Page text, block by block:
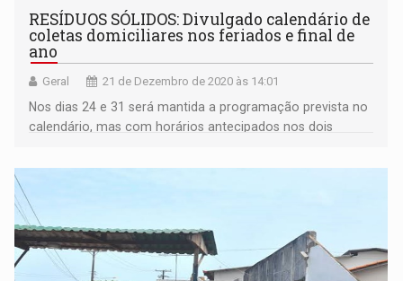
RESÍDUOS SÓLIDOS: Divulgado calendário de
coletas domiciliares nos feriados e final de
ano
Geral 21 de Dezembro de 2020 às 14:01
Nos dias 24 e 31 será mantida a programação prevista no
calendário, mas com horários antecipados nos dois